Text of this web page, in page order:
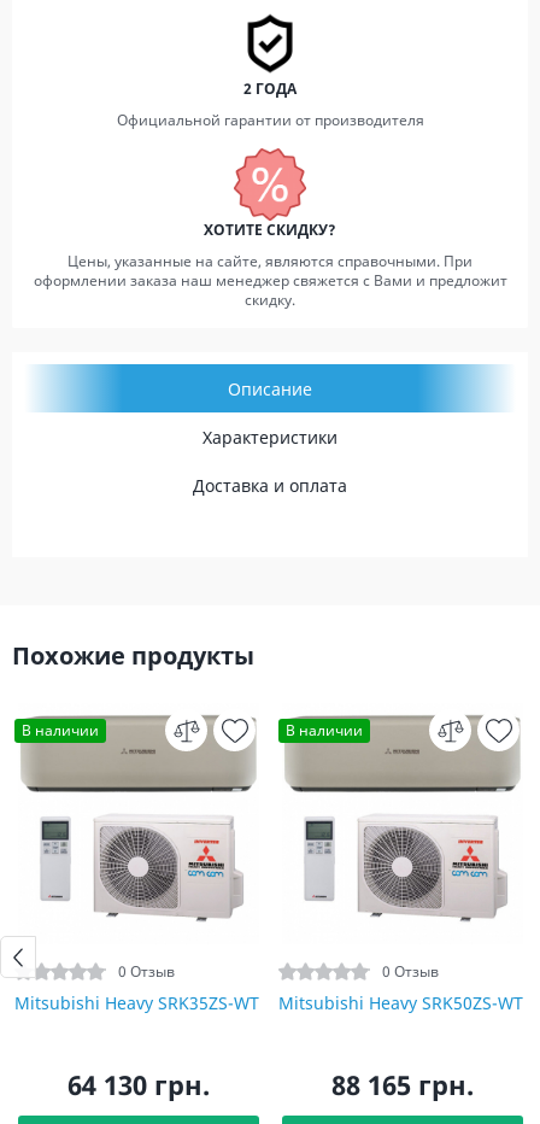
2 ГОДА
Официальной гарантии от производителя
ХОТИТЕ СКИДКУ?
Цены, указанные на сайте, являются справочными. При
оформлении заказа наш менеджер свяжется с Вами и предложит
скидку.
Описание
Характеристики
Доставка и оплата
Похожие продукты
В наличии
0 Отзыв
Mitsubishi Heavy SRK35ZS-WT
64 130 грн.
В наличии
0 Отзыв
Mitsubishi Heavy SRK50ZS-WT
88 165 грн.